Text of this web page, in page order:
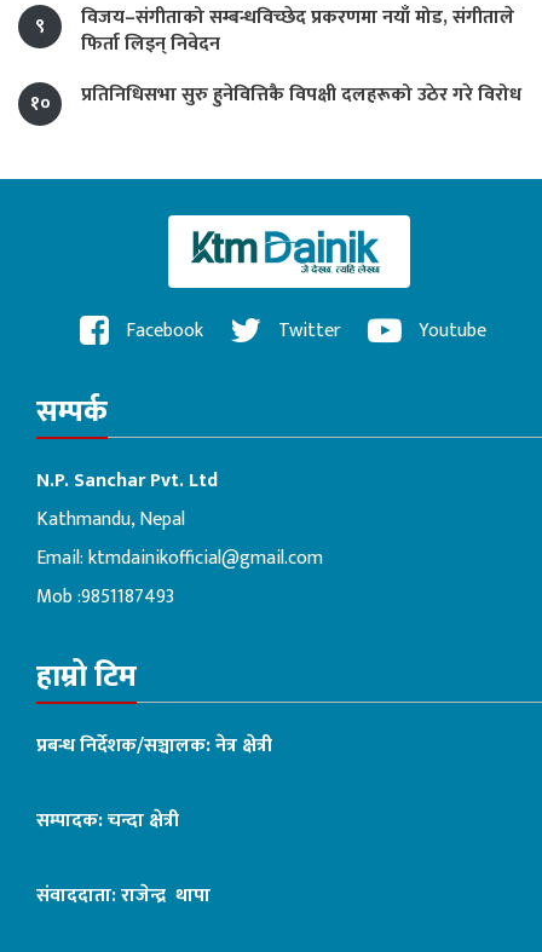
९
विजय–संगीताको सम्बन्धविच्छेद प्रकरणमा नयाँ मोड, संगीता‍ले
फिर्ता लिइन् निवेदन
१०
प्रतिनिधिसभा सुरु हुनेवित्तिकै विपक्षी दलहरूको उठेर गरे विरोध
Facebook Twitter Youtube
सम्पर्क
N.P. Sanchar Pvt. Ltd
Kathmandu, Nepal
Email:ktmdainikofficial@gmail.com
Mob :9851187493
हाम्रो टिम
प्रबन्ध निर्देशक/सञ्चालक: नेत्र क्षेत्री
सम्पादक: चन्दा क्षेत्री
संवाददाता: राजेन्द्र थापा